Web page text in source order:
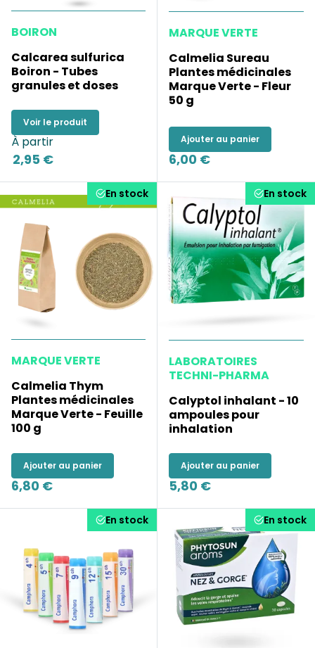
BOIRON
Calcarea sulfurica
Boiron - Tubes
granules et doses
Voir le produit
À partir
2,95 €
MARQUE VERTE
Calmelia Sureau
Plantes médicinales
Marque Verte - Fleur
50 g
Ajouter au panier
6,00 €
En stock
MARQUE VERTE
Calmelia Thym
Plantes médicinales
Marque Verte - Feuille
100 g
Ajouter au panier
6,80 €
En stock
LABORATOIRES
TECHNI-PHARMA
Calyptol inhalant - 10
ampoules pour
inhalation
Ajouter au panier
5,80 €
En stock En stock